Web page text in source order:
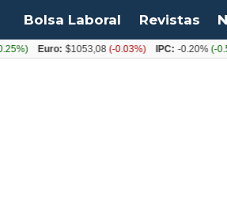
Bolsa Laboral Revistas
Euro: $1053,08(-0.03%) IPC: -0.20%(-0.50 pts)